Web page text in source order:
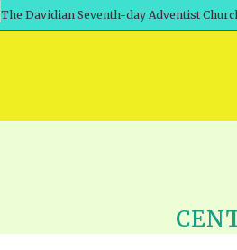
The Davidian Seventh-day Adventist